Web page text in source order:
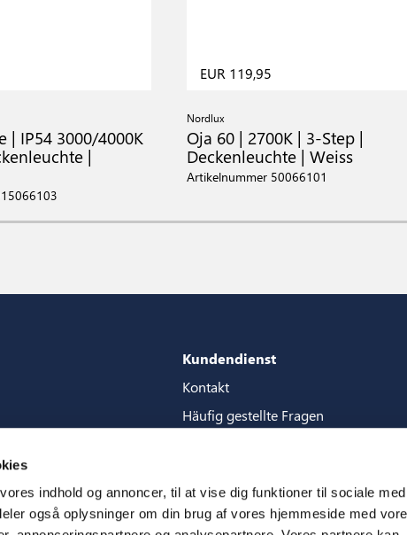
indhold og annoncer, til at vise dig funktioner til sociale
også oplysninger om din brug af vores hjemmeside med
| IP54 3000/4000K
|
EUR 119,95
Nordlux
Oja 60 | 2700K | 3-Step |
Deckenleuchte | Weiss
Artikelnummer 50066101
Kundendienst
Kontakt
Häufig gestellte Fragen
CSR